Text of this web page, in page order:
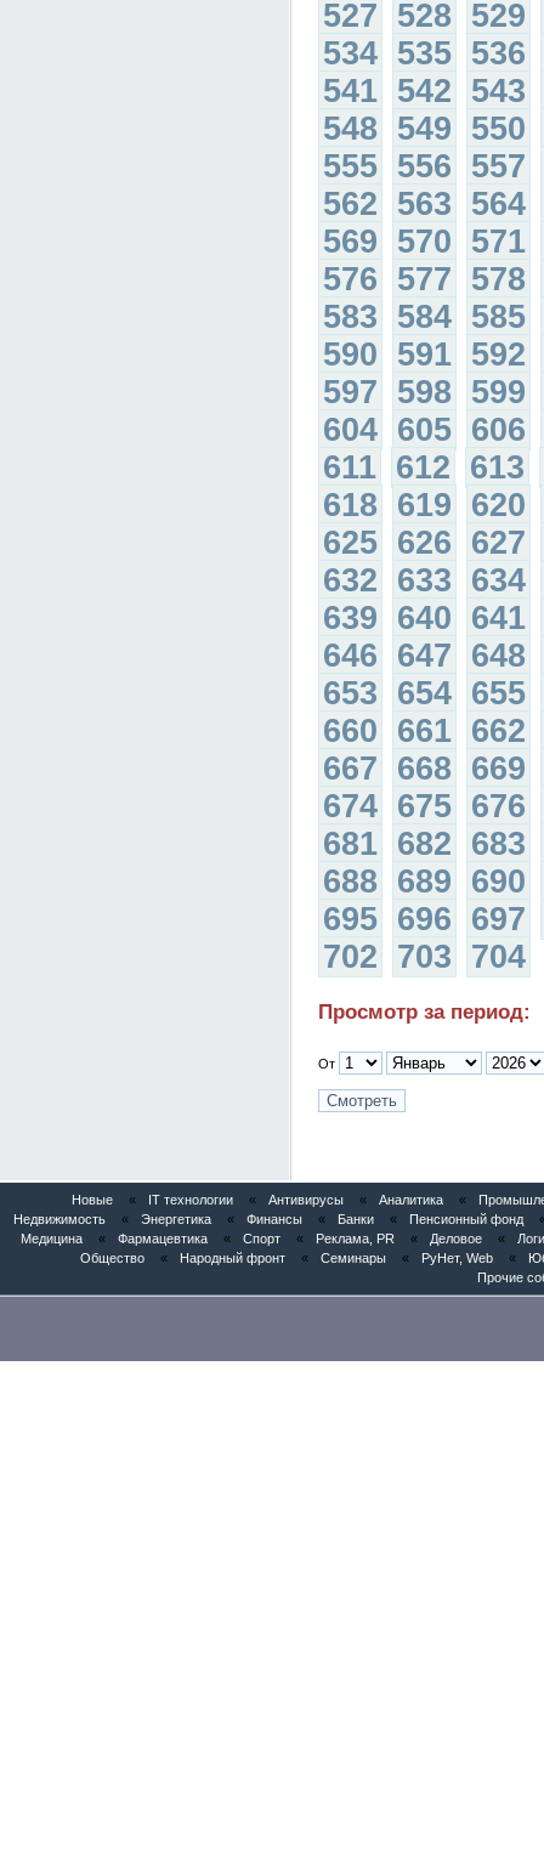
527 528 529
534 535 536
541 542 543
548 549 550
555 556 557
562 563 564
569 570 571
576 577 578
583 584 585
590 591 592
597 598 599
604 605 606
611 612 613
618 619 620
625 626 627
632 633 634
639 640 641
646 647 648
653 654 655
660 661 662
667 668 669
674 675 676
681 682 683
688 689 690
695 696 697
702 703 704
Просмотр за период:
От
Новые « IT технологии « Антивирусы « Аналитика «
Недвижимость
« Энергетика « Финансы « Банки « Пенсионный фонд
Медицина
« Фармацевтика « Спорт « Реклама, PR « Деловое «
Общество
« Народный фронт « Семинары « РуНет, Web «
Прочие